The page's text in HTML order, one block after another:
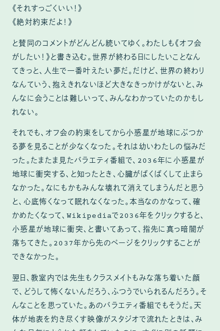
《それすっごくいい！》
《絶対約束だよ！》
と賛同のコメントがどんどん続いてゆく。わたしも《オフ会
がしたい！》と書き込む。世界が終わる日にしたいことなん
てきっと、人生で一番叶えたい夢だ。だけど、世界の終わり
なんていう、抱えきれないほど大きなきっかけがないと、み
んなに会うことは難しいって、みんなわかっていたのかもし
れない。
それでも、オフ会の約束をしてから小惑星が地球にぶつか
る夢を見ることが少なくなった。それは幼いわたしの悩みだ
った。たまたま見たバラエティ番組で、2036年に小惑星が
地球に衝突する、と知ったとき、心臓がばくばくして止まら
なかった。なにもかもみんな壊れて消えてしまうんだと思う
と、心底怖くなって眠れなくなった。本当なのかなって、確
かめたくなって、Wikipediaで2036年をクリックすると、
小惑星が地球に衝突、と書いてあって、指先に真っ暗闇が
落ちてきた。2037年から先のページをクリックすることが
できなかった。
翌日、教室内では先生もクラスメイトもみな落ち着いた顔
で、どうして怖くないんだろう、ふつうでいられるんだろう。そ
んなことを思っていた。あのバラエティ番組でもそうだ。天
体が地表を灼き尽くす映像がスタジオで流れたときは、み